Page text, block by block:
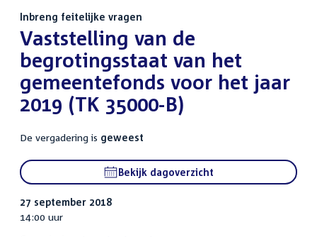
Inbreng feitelijke vragen
:Vaststelling van de
begrotingsstaat van het
gemeentefonds voor het jaar
2019 (TK 35000-B)
De vergadering is geweest
Bekijk dagoverzicht
27 september 2018
14:00 uur